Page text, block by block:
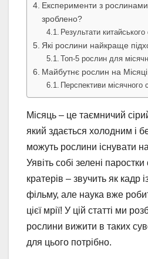
Експерименти з
зроблено?
Результати
Які рослини найкраще
Топ-5 рослин для
Майбутнє рослин на
Перспективи місячного
Місяць – це таємничий
який здається холодним і
можуть рослини існувати
Уявіть собі зелені
кратерів – звучить як кадр
фільму, але наука вже
цієї мрії! У цій статті ми
рослини вижити в таких
для цього потрібно.